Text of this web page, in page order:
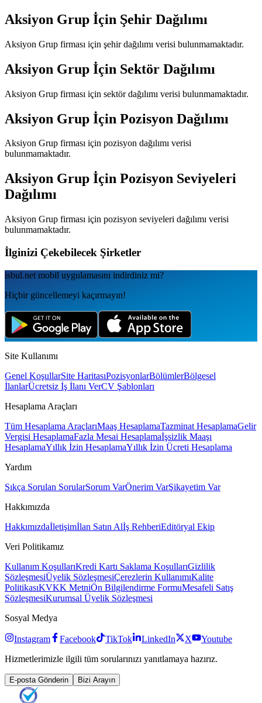
Aksiyon Grup İçin Şehir Dağılımı
Aksiyon Grup firması için şehir dağılımı verisi bulunmamaktadır.
Aksiyon Grup İçin Sektör Dağılımı
Aksiyon Grup firması için sektör dağılımı verisi bulunmamaktadır.
Aksiyon Grup İçin Pozisyon Dağılımı
Aksiyon Grup firması için pozisyon dağılımı verisi
bulunmamaktadır.
Aksiyon Grup İçin Pozisyon Seviyeleri
Dağılımı
Aksiyon Grup firması için pozisyon seviyeleri dağılımı verisi
bulunmamaktadır.
İlginizi Çekebilecek Şirketler
isbul.net mobil uygulamаsını indirdiniz mi?
Hiçbir güncellemeyi kaçırmayın!
Site Kullanımı
Genel KoşullarSite HaritasıPozisyonlarBölümlerBölgesel
İlanlarÜcretsiz İş İlanı VerCV Şablonları
Hesaplama Araçları
Tüm Hesaplama AraçlarıMaaş HesaplamaTazminat HesaplamaGelir
Vergisi HesaplamaFazla Mesai Hesaplamaİşsizlik Maaşı
HesaplamaYıllık İzin HesaplamaYıllık İzin Ücreti Hesaplama
Yardım
Sıkça Sorulan SorularSorum VarÖnerim VarŞikayetim Var
Hakkımızda
Hakkımızdaİletişimİlan Satın Alİş RehberiEditöryal Ekip
Veri Politikamız
Kullanım KoşullarıKredi Kartı Saklama KoşullarıGizlilik
SözleşmesiÜyelik SözleşmesiÇerezlerin KullanımıKalite
PolitikasıKVKK MetniÖn Bilgilendirme FormuMesafeli Satış
SözleşmesiKurumsal Üyelik Sözleşmesi
Sosyal Medya
Instagram Facebook TikTok LinkedIn X
Youtube
Hizmetlerimizle ilgili tüm sorularınızı yanıtlamaya hazırız.
E-posta Gönderin Bizi Arayın